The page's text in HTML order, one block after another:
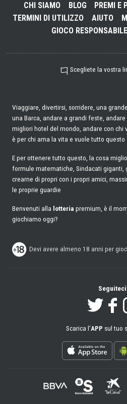
CHI SIAMO BLOG PREMI E
TERMINI DI UTILIZZO
AIUTO
GIOCO RESPONSABILE
Scegliete la vostra
Viaggiare, divertirsi, sorridere, una
una Barca, andare a grandi feste,
migliori hotel del mondo, andare con chi
è per chi ama la vita e vuole tutto questo
E per ottenere tutto questo, la cosa
formule matematiche, Sindacati giganti,
crearne di propri con i propri amici,
le proprie guardie
Benvenuti alla lotteria premium, è il
giochiamo oggi?
Devi avere almeno 18 anni per
Seguiteci
Scarica l'APP sul tuo